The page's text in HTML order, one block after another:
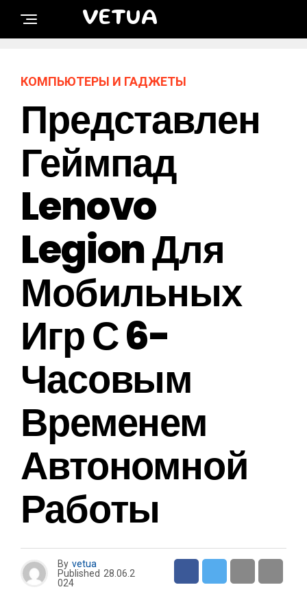
VETUA
КОМПЬЮТЕРЫ И ГАДЖЕТЫ
Представлен
Геймпад
Lenovo
Legion Для
Мобильных
Игр С 6-
Часовым
Временем
Автономной
Работы
By vetua
Published 28.06.2
024